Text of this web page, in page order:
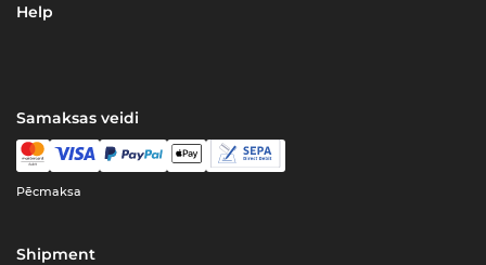
Help
Samaksas veidi
Pēcmaksa
Shipment